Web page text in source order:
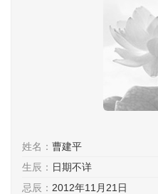
姓名： 曹建平
生辰： 日期不详
忌辰： 2012年11月21日